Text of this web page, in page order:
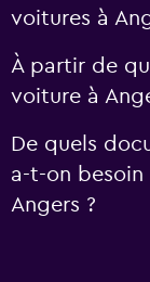
voitures à
À partir de
voiture à
De quels
a-t-on besoin
Angers ?